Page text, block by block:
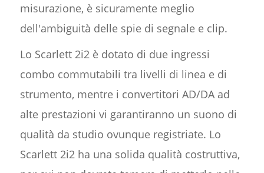
misurazione, è sicuramente meglio
dell'ambiguità delle spie di segnale e clip.
Lo Scarlett 2i2 è dotato di due ingressi
combo commutabili tra livelli di linea e di
strumento, mentre i convertitori AD/DA ad
alte prestazioni vi garantiranno un suono di
qualità da studio ovunque registriate. Lo
Scarlett 2i2 ha una solida qualità costruttiva,